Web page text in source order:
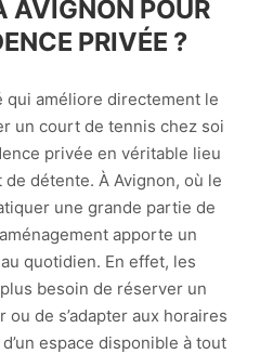
AVIGNON POUR
PRIVÉE ?
qui améliore directement le
un court de tennis chez soi
privée en véritable lieu
détente. À Avignon, où le
une grande partie de
apporte un
quotidien. En effet, les
besoin de réserver un
de s’adapter aux horaires
espace disponible à tout